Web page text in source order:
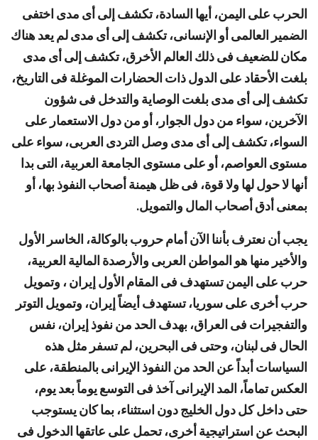
الحرب على اليمن، أيها السادة، تكشف إلى أى مدى اختفى
الضمير العالمى أو الإنسانى، تكشف إلى أى مدى لم يعد هناك
مكان للضعيف فى ذلك العالم الأخرق، تكشف إلى أى مدى
بلغت الأحقاد على الدول ذات الحضارات الموغلة فى التاريخ،
تكشف إلى أى مدى بلغت الوصاية والتدخل فى شؤون
الآخرين، سواء من دول الجوار، أو من دول الاستعمار على
السواء، تكشف إلى أى مدى وصل التردى العربى، سواء على
مستوى العواصم، أو على مستوى الجامعة العربية، التى بدا
أنها لا حول لها ولا قوة، فى ظل هيمنة أصحاب النفوذ بها، أو
بمعنى أدق أصحاب المال والتمويل.
يجب أن نعترف بأننا الآن أمام حروب بالوكالة، الخاسر الأول
والأخير منها هو المواطن العربى والأرصدة المالية العربية،
حرب على اليمن تستهدف فى المقام الأول إيران ، وتمويل
حرب أخرى على سوريا، تستهدف أيضاً إيران، وتمويل التوتر
والتفجيرات فى العراق، بهدف الحد من نفوذ إيران، نفس
الحال فى لبنان، وحتى فى البحرين، لم تسفر مثل هذه
السياسات أبداً عن الحد من النفوذ الإيرانى بالمنطقة، على
العكس تماماً، المد الإيرانى آخذ فى التوسع يوماً بعد يوم،
حتى داخل كل دول الخليج دون استثناء، بما كان يستوجب
البحث عن استراتيجية أخرى، تحمل على عاتقها الدخول فى